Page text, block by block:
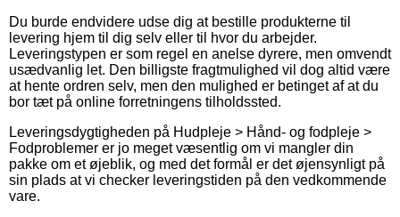
Du burde endvidere udse dig at bestille produkterne til
levering hjem til dig selv eller til hvor du arbejder.
Leveringstypen er som regel en anelse dyrere, men omvendt
usædvanlig let. Den billigste fragtmulighed vil dog altid være
at hente ordren selv, men den mulighed er betinget af at du
bor tæt på online forretningens tilholdssted.
Leveringsdygtigheden på Hudpleje > Hånd- og fodpleje >
Fodproblemer er jo meget væsentlig om vi mangler din
pakke om et øjeblik, og med det formål er det øjensynligt på
sin plads at vi checker leveringstiden på den vedkommende
vare.